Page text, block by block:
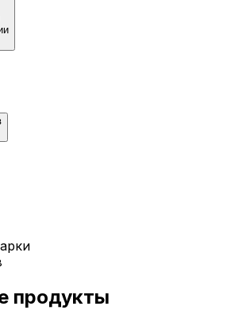
продукты